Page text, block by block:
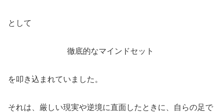
として
徹底的なマインドセット
を叩き込まれていました。
それは、厳しい現実や逆境に直面したときに、自らの足で